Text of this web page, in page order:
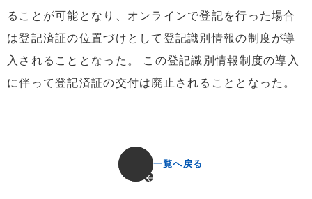
ることが可能となり、オンラインで登記を行った場合
は登記済証の位置づけとして登記識別情報の制度が導
入されることとなった。 この登記識別情報制度の導入
に伴って登記済証の交付は廃止されることとなった。
一覧へ戻る